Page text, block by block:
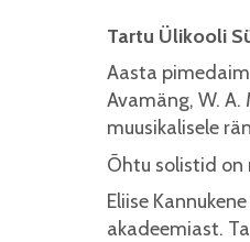
Tartu Ülikooli
Aasta
Avamäng, W. A.
muusikalisele
Õhtu solistid on
Eliise
akadeemiast.